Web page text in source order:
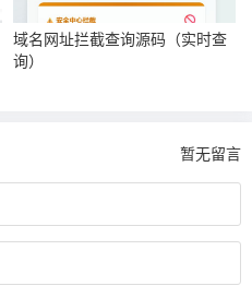
域名网址拦截查询源码（实时查
询）
暂无留言